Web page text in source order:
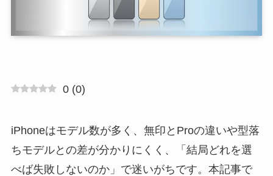
0 (0)
iPhoneはモデル数が多く、無印とProの違いや型落
ちモデルとの差が分かりにくく、「結局どれを選
べば失敗しないのか」で迷いがちです。本記事で